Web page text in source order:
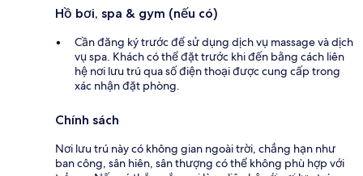
Hồ bơi, spa & gym (nếu có)
Cần đăng ký trước để sử dụng dịch vụ massage và dịch
vụ spa. Khách có thể đặt trước khi đến bằng cách liên
hệ nơi lưu trú qua số điện thoại được cung cấp trong
xác nhận đặt phòng.
Chính sách
Nơi lưu trú này có không gian ngoài trời, chẳng hạn như
ban công, sân hiên, sân thượng có thể không phù hợp với